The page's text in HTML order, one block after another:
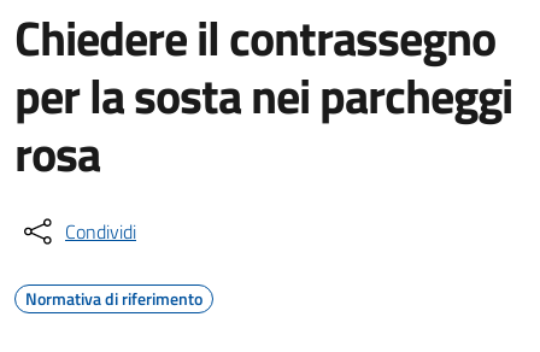
Chiedere il contrassegno
per la sosta nei parcheggi
rosa
Condividi
Normativa di riferimento